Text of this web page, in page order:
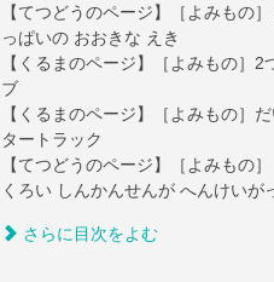
【てつどうのページ】［よみもの
っぱいの おおきな えき
【くるまのページ】［よみもの］
ブ
【くるまのページ】［よみもの］
タートラック
【てつどうのページ】［よみもの
くろい しんかんせんが へんけいが
さらに目次をよむ